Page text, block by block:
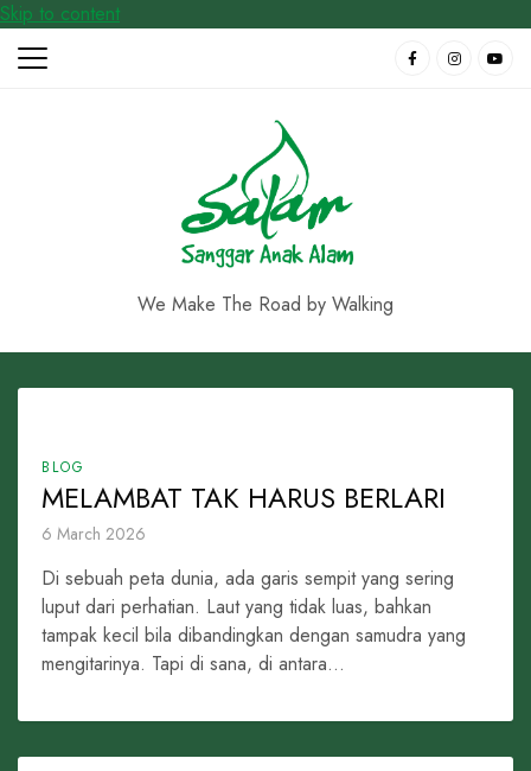
Skip to content
We Make The Road by Walking
BLOG
MELAMBAT TAK HARUS BERLARI
6 March 2026
Di sebuah peta dunia, ada garis sempit yang sering
luput dari perhatian. Laut yang tidak luas, bahkan
tampak kecil bila dibandingkan dengan samudra yang
mengitarinya. Tapi di sana, di antara...